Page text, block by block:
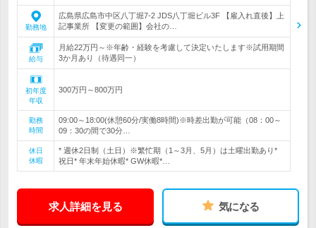
勤務地
広島県広島市中区八丁堀7-2 JDS八丁堀ビル3F 【雇入れ直後】上
記事業所 【変更の範囲】会社の…
給与
月給22万円～※年齢・経験を考慮して決定いたします※試用期間
3か月あり（待遇同一）
初年度
年収
300万円～800万円
勤務
時間
09:00～18:00(休憩60分/実働8時間)※時差出勤が可能（08：00～
09：30の間で30分…
休日
休暇
* 週休2日制（土日）※繁忙期（1～3月、5月）は土曜出勤あり*
祝日* 年末年始休暇* GW休暇*…
求人詳細を見る 気になる